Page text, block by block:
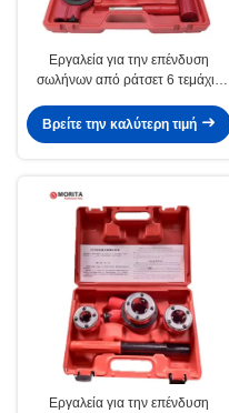
Εργαλεία για την επένδυση
σωλήνων από ράτσετ 6 τεμάχια
χάλυβα για την επένδυση
σωλήνων αερίου ή σωλήνων από
Βρείτε την καλύτερη τιμή
Εργαλεία για την επένδυση